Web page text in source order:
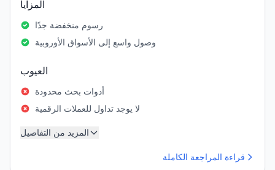
المزايا
رسوم منخفضة جدًا
وصول واسع إلى الأسواق الأوروبية
العيوب
أدوات بحث محدودة
لا يوجد تداول للعملات الرقمية
المزيد من التفاصيل
قراءة المراجعة الكاملة